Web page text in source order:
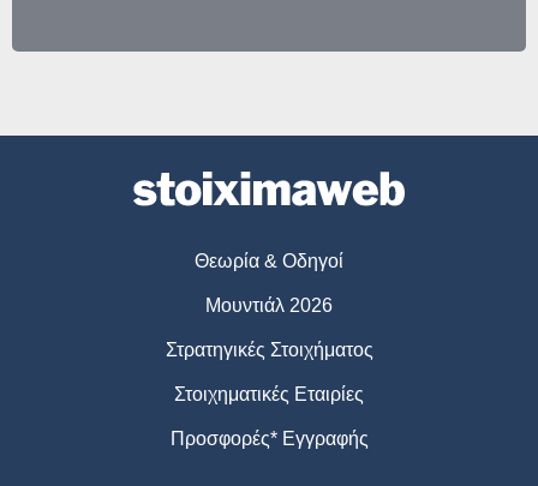
Θεωρία & Οδηγοί
Μουντιάλ 2026
Στρατηγικές Στοιχήματος
Στοιχηματικές Εταιρίες
Προσφορές* Εγγραφής